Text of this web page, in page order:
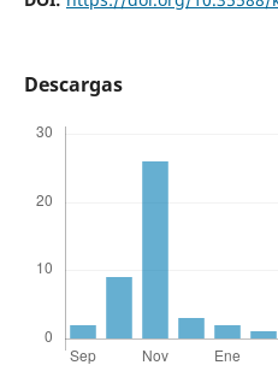
Descargas